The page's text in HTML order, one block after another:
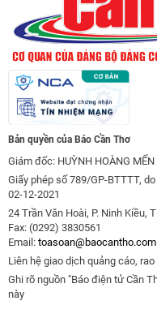
Bản quyền của Báo Cần Thơ
Giám đốc: HUỲNH HOÀNG MẾN
Giấy phép số 789/GP-BTTTT,
02-12-2021
24 Trần Văn Hoài, P. Ninh Kiều,
Fax: (0292) 3830561
Email:
Liên hệ giao dịch quảng cáo, rao
Ghi rõ nguồn "Báo điện tử Cần
này